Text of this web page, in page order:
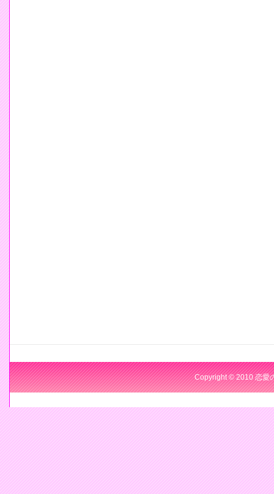
Copyright © 2010 恋愛